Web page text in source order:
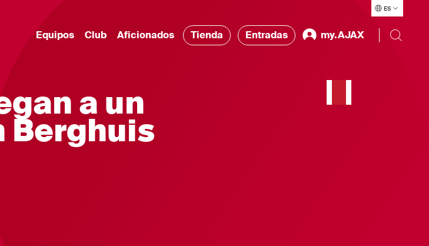
ES
Equipos Club Aficionados Tienda Entradas my.AJAX
a un
Berghuis